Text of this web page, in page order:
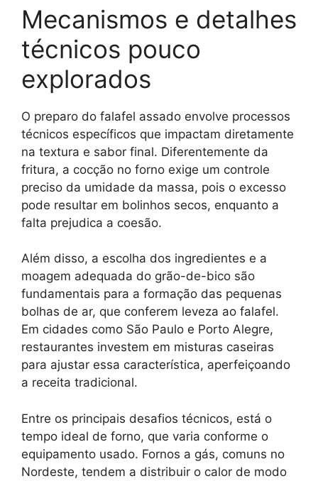
Mecanismos e detalhes
técnicos pouco
explorados
O preparo do falafel assado envolve processos
técnicos específicos que impactam diretamente
na textura e sabor final. Diferentemente da
fritura, a cocção no forno exige um controle
preciso da umidade da massa, pois o excesso
pode resultar em bolinhos secos, enquanto a
falta prejudica a coesão.
Além disso, a escolha dos ingredientes e a
moagem adequada do grão-de-bico são
fundamentais para a formação das pequenas
bolhas de ar, que conferem leveza ao falafel.
Em cidades como São Paulo e Porto Alegre,
restaurantes investem em misturas caseiras
para ajustar essa característica, aperfeiçoando
a receita tradicional.
Entre os principais desafios técnicos, está o
tempo ideal de forno, que varia conforme o
equipamento usado. Fornos a gás, comuns no
Nordeste, tendem a distribuir o calor de modo